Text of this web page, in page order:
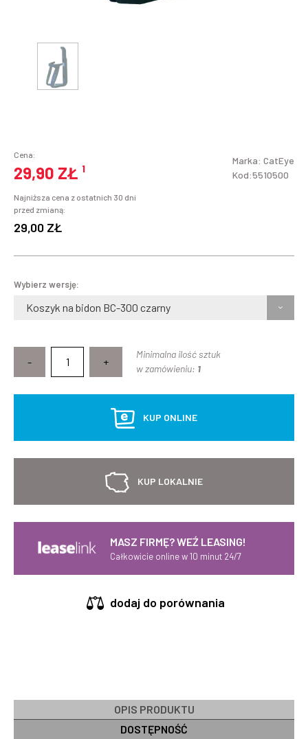
Cena:
29,90 ZŁ ¹
Najniższa cena z ostatnich 30 dni
przed zmianą:
29,00 ZŁ
Marka: CatEye
Kod:5510500
Wybierz wersję:
Koszyk na bidon BC-300 czarny
- +
Minimalna ilość sztuk
w zamówieniu: 1
KUP ONLINE
KUP LOKALNIE
MASZ FIRMĘ? WEŹ LEASING!
Całkowicie online w 10 minut 24/7
dodaj do porównania
OPIS PRODUKTU
DOSTĘPNOŚĆ